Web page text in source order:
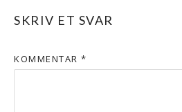
SKRIV ET SVAR
KOMMENTAR *